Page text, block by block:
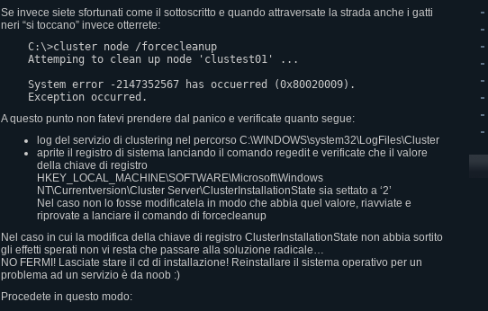
Se invece siete sfortunati come il sottoscritto e quando attraversate la strada anche i gatti
neri “si toccano” invece otterrete:
C:\>cluster node /forcecleanup
Attemping to clean up node 'clustest01' ...
System error -2147352567 has occuerred (0x80020009).
Exception occurred.
A questo punto non fatevi prendere dal panico e verificate quanto segue:
log del servizio di clustering nel percorso C:\WINDOWS\system32\LogFiles\Cluster
aprite il registro di sistema lanciando il comando regedit e verificate che il valore
della chiave di registro
HKEY_LOCAL_MACHINE\SOFTWARE\Microsoft\Windows
NT\Currentversion\Cluster Server\ClusterInstallationState sia settato a ‘2’
Nel caso non lo fosse modificatela in modo che abbia quel valore, riavviate e
riprovate a lanciare il comando di forcecleanup
Nel caso in cui la modifica della chiave di registro ClusterInstallationState non abbia sortito
gli effetti sperati non vi resta che passare alla soluzione radicale…
NO FERMI! Lasciate stare il cd di installazione! Reinstallare il sistema operativo per un
problema ad un servizio è da noob :)
Procedete in questo modo: